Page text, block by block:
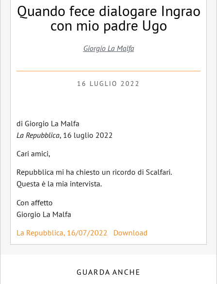
Quando fece dialogare Ingrao
con mio padre Ugo
Giorgio La Malfa
16 LUGLIO 2022
di Giorgio La Malfa
La Repubblica, 16 luglio 2022
Cari amici,
Repubblica mi ha chiesto un ricordo di Scalfari.
Questa è la mia intervista.
Con affetto
Giorgio La Malfa
La Repubblica, 16/07/2022
Download
GUARDA ANCHE